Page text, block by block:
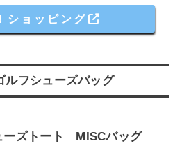
ショッピング
ルフシューズバッグ
ーズトート MISCバッグ